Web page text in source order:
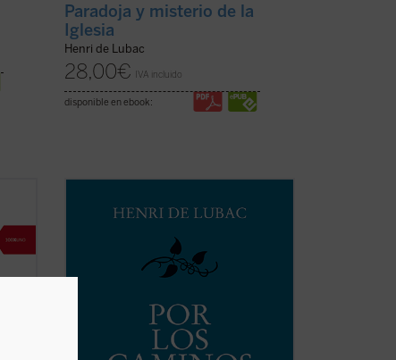
Paradoja y misterio de la
Iglesia
Henri de Lubac
28,00€ IVA incluido
disponible en ebook:
fascinantes de las Obras de Henri de
, el lector encontrará no solo una
llamada apasionada al rigor y la hondura
que han de caracterizar el quehacer